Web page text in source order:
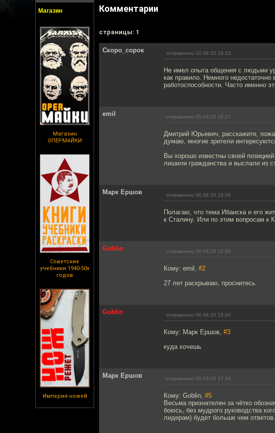
Магазин
Магазин
ОПЕРМАЙКИ
Советские
учебники 1940-50х
годов
Империя ножей
Комментарии
cтраницы: 1
Скоро_сорок отправлено 02.09.25 16:13
Не имел опыта общения с людьми
как правило. Немного
работоспособности. Часто именно
emil отправлено 05.09.25 18:27
Дмитрий Юрьевич, расскажите,
думаю, многие зрители
Вы хорошо известны своей
лишили гражданства и выслали из
Марк Ершов отправлено 06.09.25 10:08
Полагаю, что тема Ибанска и его
к Сталину. Или по этим вопросам к
Goblin отправлено 06.09.25 15:00
Кому: emil, #2
27 лет раскрываю, проснитесь
Goblin отправлено 06.09.25 15:00
Кому: Марк Ершов, #3
куда хочешь
Марк Ершов отправлено 06.09.25 17:16
Кому: Goblin, #5
Весьма признателен за чётко
боюсь, без мудрого руководства
лидерам) будет больше чем ответов.